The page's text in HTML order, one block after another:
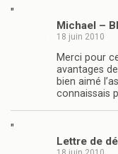
"
Michael –
18 juin 2010
Merci pour
avantages
bien aimé
connaissais
"
Lettre de